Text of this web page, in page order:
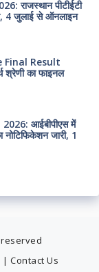
राजस्थान पीटीईटी
4 जुलाई से ऑनलाइन
Final Result
श्रेणी का फाइनल
आईबीपीएस में
जारी, 1
|Contact Us